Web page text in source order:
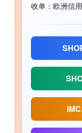
收单：欧洲信